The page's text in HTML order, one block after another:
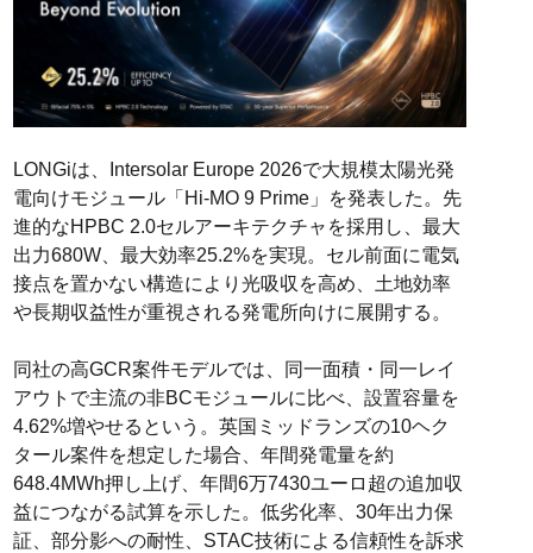
LONGiは、Intersolar Europe 2026で大規模太陽光発
電向けモジュール「Hi-MO 9 Prime」を発表した。先
進的なHPBC 2.0セルアーキテクチャを採用し、最大
出力680W、最大効率25.2%を実現。セル前面に電気
接点を置かない構造により光吸収を高め、土地効率
や長期収益性が重視される発電所向けに展開する。
同社の高GCR案件モデルでは、同一面積・同一レイ
アウトで主流の非BCモジュールに比べ、設置容量を
4.62%増やせるという。英国ミッドランズの10ヘク
タール案件を想定した場合、年間発電量を約
648.4MWh押し上げ、年間6万7430ユーロ超の追加収
益につながる試算を示した。低劣化率、30年出力保
証、部分影への耐性、STAC技術による信頼性を訴求